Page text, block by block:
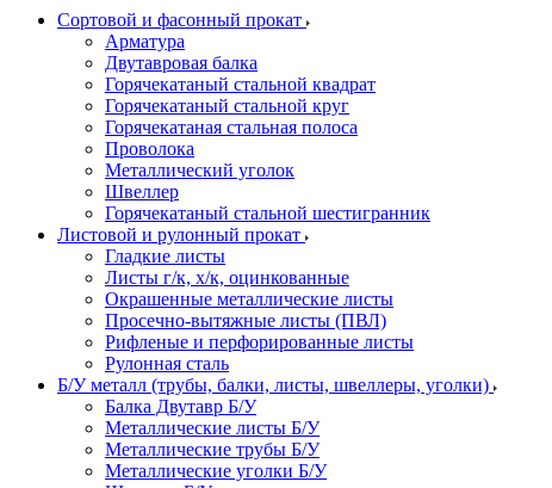
Сортовой и фасонный прокат
Арматура
Двутавровая балка
Горячекатаный стальной квадрат
Горячекатаный стальной круг
Горячекатаная стальная полоса
Проволока
Металлический уголок
Швеллер
Горячекатаный стальной шестигранник
Листовой и рулонный прокат
Гладкие листы
Листы г/к, х/к, оцинкованные
Окрашенные металлические листы
Просечно-вытяжные листы (ПВЛ)
Рифленые и перфорированные листы
Рулонная сталь
Б/У металл (трубы, балки, листы, швеллеры, уголки)
Балка Двутавр Б/У
Металлические листы Б/У
Металлические трубы Б/У
Металлические уголки Б/У